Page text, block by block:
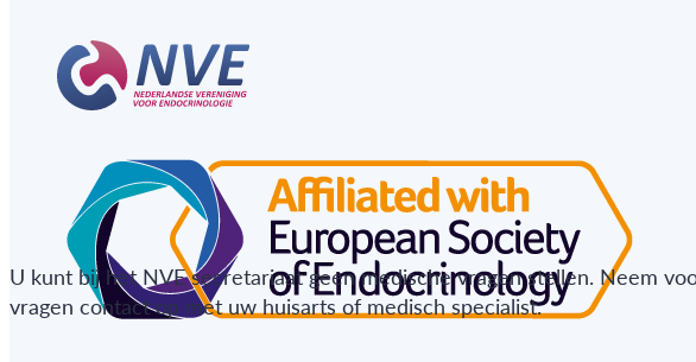
U kunt bij het NVE secretariaat geen medische vragen stellen. Neem
vragen contact op met uw huisarts of medisch specialist.